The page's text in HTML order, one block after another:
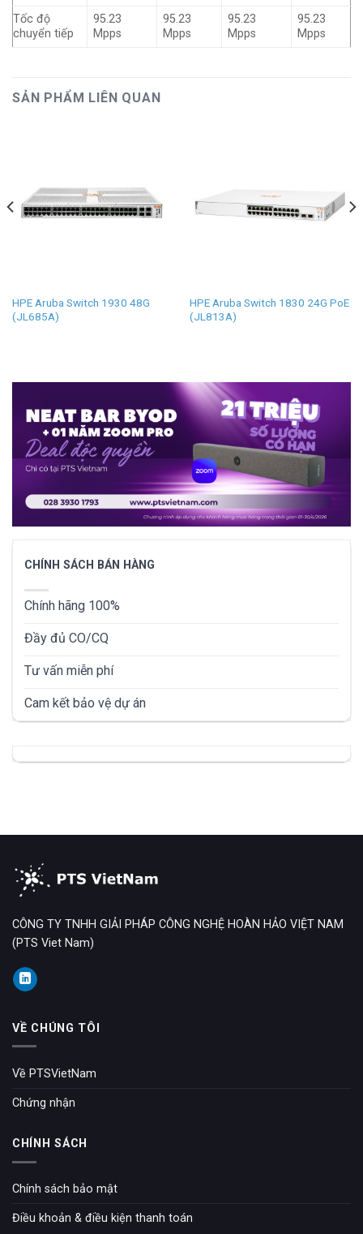
Tốc độ
chuyển tiếp
95.23
Mpps
95.23
Mpps
95.23
Mpps
95.23
Mpps
SẢN PHẨM LIÊN QUAN
HPE Aruba Switch 1930 48G
(JL685A)
HPE Aruba Switch 1830 24G PoE
(JL813A)
CHÍNH SÁCH BÁN HÀNG
Chính hãng 100%
Đầy đủ CO/CQ
Tư vấn miễn phí
Cam kết bảo vệ dự án
CÔNG TY TNHH GIẢI PHÁP CÔNG NGHỆ HOÀN HẢO VIỆT NAM
(PTS Viet Nam)
VỀ CHÚNG TÔI
Về PTSVietNam
Chứng nhận
CHÍNH SÁCH
Chính sách bảo mật
Điều khoản & điều kiện thanh toán